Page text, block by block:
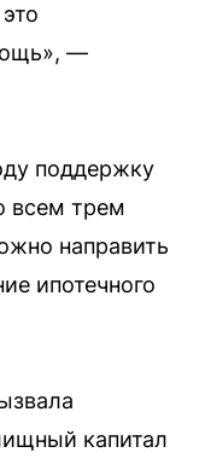
—
поддержку
всем трем
направить
ипотечного
капитал